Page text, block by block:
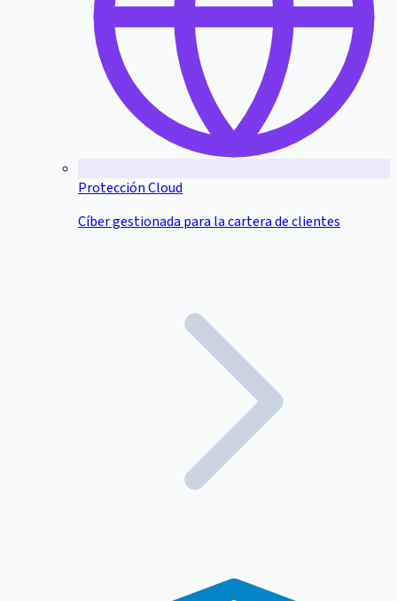
Protección Cloud
Cíber gestionada para la cartera de clientes